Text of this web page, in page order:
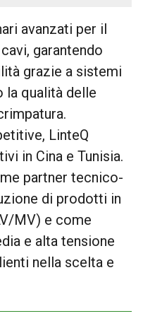
avanzati per il
garantendo
grazie a sistemi
la qualità delle
LinteQ
in Cina e Tunisia.
partner tecnico-
di prodotti in
MV) e come
e alta tensione
nella scelta e